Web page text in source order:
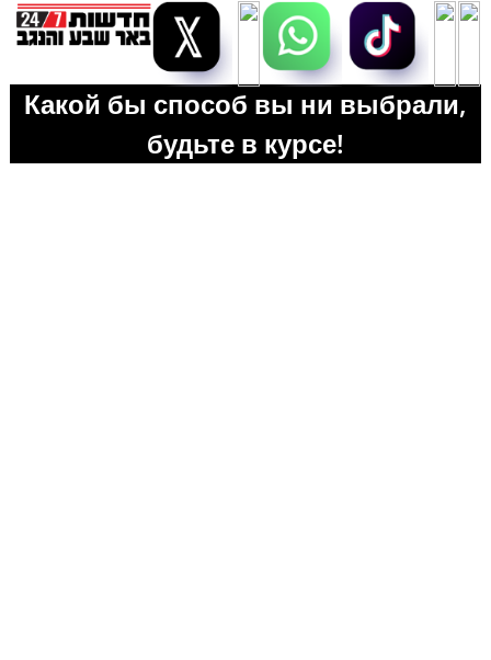
Какой бы способ вы ни выбрали,
будьте в курсе!